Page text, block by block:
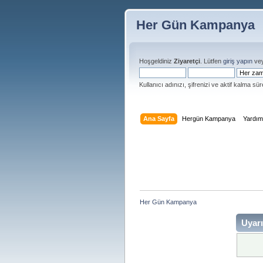
Her Gün Kampanya
Hoşgeldiniz Ziyaretçi . Lütfen giriş yapın
Kullanıcı adınızı, şifrenizi ve aktif kalma
Ana Sayfa Hergün Kampanya Yardım
Her Gün Kampanya